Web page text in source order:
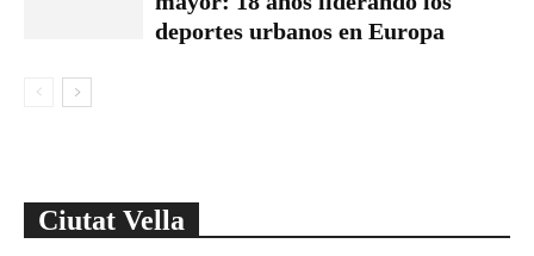
deportes urbanos en Europa
Ciutat Vella